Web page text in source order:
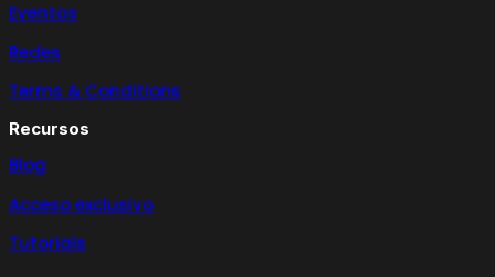
Eventos
Redes
Terms & Conditions
Recursos
Blog
Acceso exclusivo
Tutorials